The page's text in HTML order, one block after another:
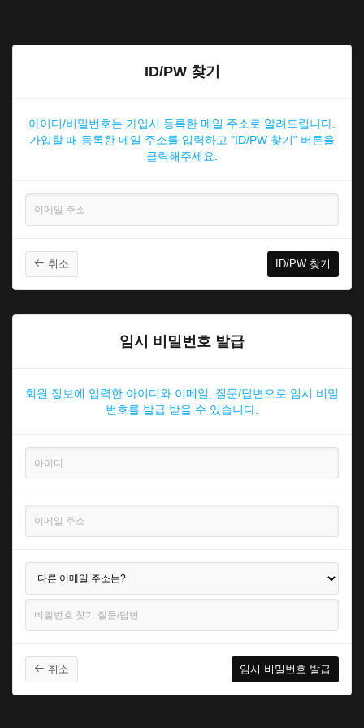
ID/PW 찾기
아이디/비밀번호는 가입시 등록한 메일 주소로 알려드립니다.
가입할 때 등록한 메일 주소를 입력하고 "ID/PW 찾기" 버튼을
클릭해주세요.
취소
임시 비밀번호 발급
회원 정보에 입력한 아이디와 이메일, 질문/답변으로 임시 비밀
번호를 발급 받을 수 있습니다.
취소